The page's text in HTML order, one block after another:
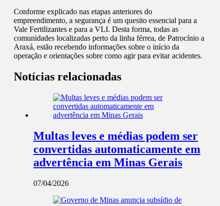
Conforme explicado nas etapas anteriores do
empreendimento, a segurança é um quesito essencial para a
Vale Fertilizantes e para a VLI. Desta forma, todas as
comunidades localizadas perto da linha férrea, de Patrocínio a
Araxá, estão recebendo informações sobre o início da
operação e orientações sobre como agir para evitar acidentes.
Notícias relacionadas
Multas leves e médias podem ser
convertidas automaticamente em
advertência em Minas Gerais
07/04/2026